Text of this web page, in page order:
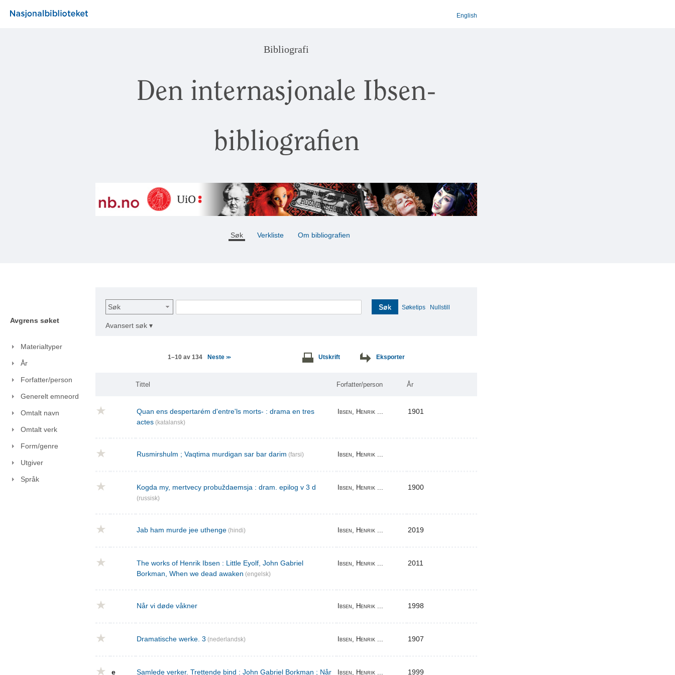
English
Bibliografi
Den internasjonale Ibsen-
bibliografien
Søk Verkliste Om bibliografien
Avgrens søket
Materialtyper
År
Forfatter/person
Generelt emneord
Omtalt navn
Omtalt verk
Form/genre
Utgiver
Språk
Søk Søk Søketips Nullstill
Avansert søk ▾
1–10 av 134 Neste >> Utskrift Eksporter
Tittel Forfatter/person År
Quan ens despertarém d'entre'ls morts- : drama en tres
actes (katalansk)
Ibsen, Henrik ... 1901
Rusmirshulm ; Vaqtima murdigan sar bar darim (farsi) Ibsen, Henrik ...
Kogda my, mertvecy probuždaemsja : dram. epilog v 3 d
(russisk)
Ibsen, Henrik ... 1900
Jab ham murde jee uthenge (hindi) Ibsen, Henrik ... 2019
The works of Henrik Ibsen : Little Eyolf, John Gabriel
Borkman, When we dead awaken (engelsk)
Ibsen, Henrik ... 2011
Når vi døde våkner Ibsen, Henrik ... 1998
Dramatische werke. 3 (nederlandsk) Ibsen, Henrik ... 1907
e Samlede verker. Trettende bind : John Gabriel Borkman ; Når Ibsen, Henrik ... 1999